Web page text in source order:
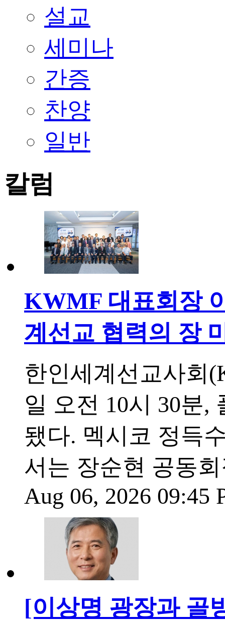
설교
세미나
간증
찬양
일반
칼럼
KWMF 대표회장
계선교 협력의 장
한인세계선교사회
일 오전 10시 30분,
됐다. 멕시코 정득
서는 장순현 공동
Aug 06, 2026 09:45
[이상명 광장과 골